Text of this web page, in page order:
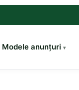
Modele anunțuri